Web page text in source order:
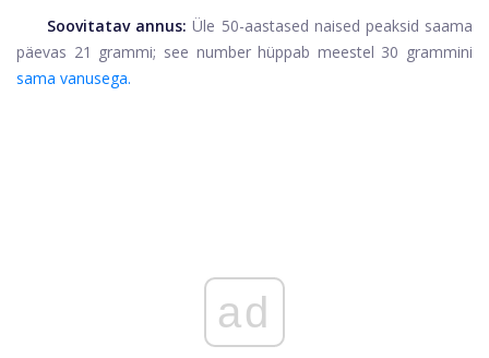
Soovitatav annus: Üle 50-aastased naised peaksid saama
päevas 21 grammi; see number hüppab meestel 30 grammini
sama vanusega.
ad